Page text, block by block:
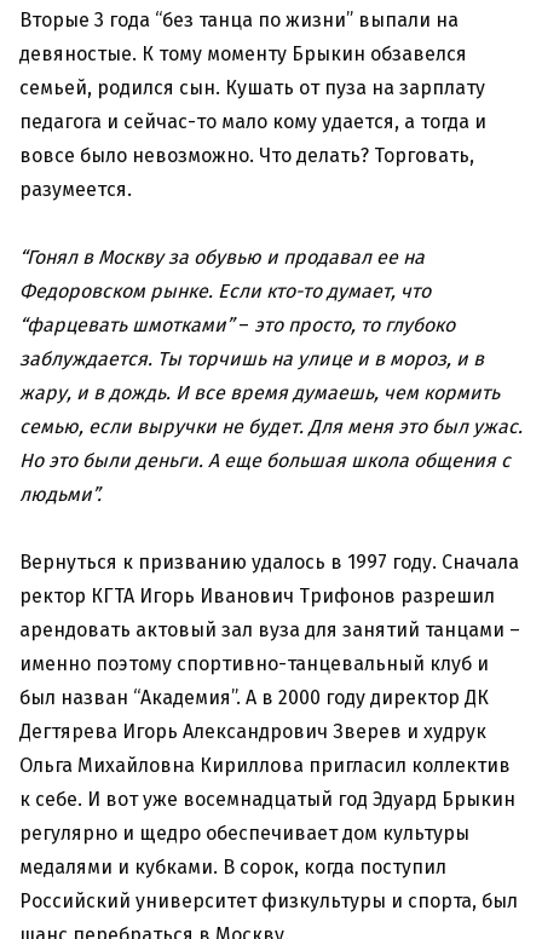
Вторые 3 года “без танца по жизни” выпали на
девяностые. К тому моменту Брыкин обзавелся
семьей, родился сын. Кушать от пуза на зарплату
педагога и сейчас-то мало кому удается, а тогда и
вовсе было невозможно. Что делать? Торговать,
разумеется.
“Гонял в Москву за обувью и продавал ее на
Федоровском рынке. Если кто-то думает, что
“фарцевать шмотками”– это просто, то глубоко
заблуждается. Ты торчишь на улице и в мороз, и в
жару, и в дождь. И все время думаешь, чем кормить
семью, если выручки не будет. Для меня это был ужас.
Но это были деньги. А еще большая школа общения с
людьми”.
Вернуться к призванию удалось в 1997 году. Сначала
ректор КГТА Игорь Иванович Трифонов разрешил
арендовать актовый зал вуза для занятий танцами –
именно поэтому спортивно-танцевальный клуб и
был назван “Академия”. А в 2000 году директор ДК
Дегтярева Игорь Александрович Зверев и худрук
Ольга Михайловна Кириллова пригласил коллектив
к себе. И вот уже восемнадцатый год Эдуард Брыкин
регулярно и щедро обеспечивает дом культуры
медалями и кубками. В сорок, когда поступил
Российский университет физкультуры и спорта, был